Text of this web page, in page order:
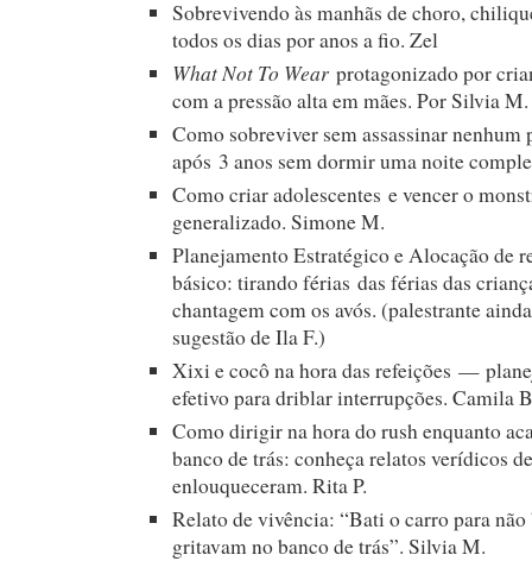
Sobrevivendo às manhãs de choro,
todos os dias por anos a fio. Zel
What Not To Wear protagonizado por
com a pressão alta em mães. Por Silvia M.
Como sobreviver sem assassinar nenhum
após 3 anos sem dormir uma noite
Como criar adolescentes e vencer o
generalizado. Simone M.
Planejamento Estratégico e Alocação de
básico: tirando férias das férias das
chantagem com os avós. (palestrante
sugestão de Ila F.)
Xixi e cocô na hora das refeições —
efetivo para driblar interrupções. Camila
Como dirigir na hora do rush enquanto
banco de trás: conheça relatos verídicos
enlouqueceram. Rita P.
Relato de vivência: “Bati o carro para não
gritavam no banco de trás”. Silvia M.